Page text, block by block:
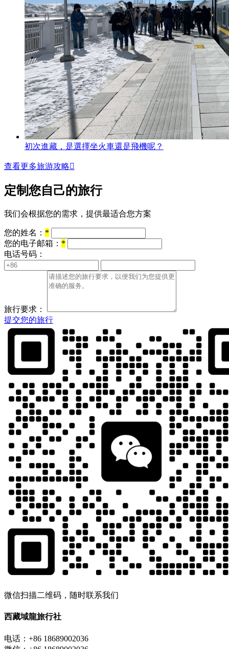
初次進藏，是選擇坐火車還是飛機呢？
查看更多旅游攻略
定制您自己的旅行
我们会根据您的需求，提供最适合您方案
您的姓名： *
您的电子邮箱： *
电话号码：
旅行要求：
提交您的旅行
微信扫描二维码，随时联系我们
西藏域龍旅行社
电话：+86 18689002036